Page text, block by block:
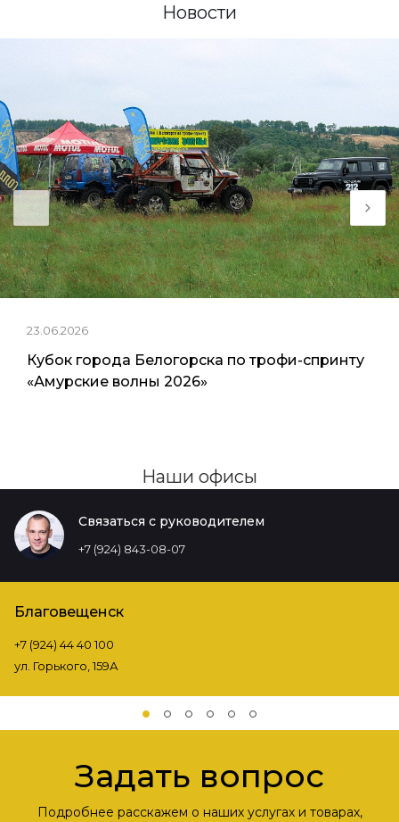
Новости
23.06.2026
Кубок города Белогорска по трофи-спринту
«Амурские волны 2026»
Наши офисы
Связаться с руководителем
+7 (924) 843-08-07
Благовещенск
+7 (924) 44 40 100
ул. Горького, 159А
Задать вопрос
Подробнее расскажем о наших услугах и товарах,